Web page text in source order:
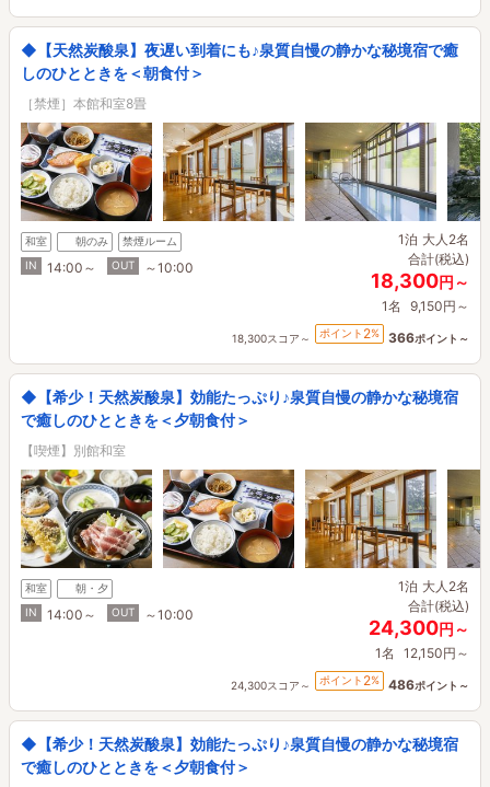
◆【天然炭酸泉】夜遅い到着にも♪泉質自慢の静かな秘境宿で癒
しのひとときを＜朝食付＞
［禁煙］本館和室8畳
和室 朝のみ
禁煙ルーム
IN
14:00～ OUT ～10:00
1泊 大人2名
合計(税込)
18,300円～
1名 9,150円～
18,300スコア～ ポイント 2% 366ポイント～
◆【希少！天然炭酸泉】効能たっぷり♪泉質自慢の静かな秘境宿
で癒しのひとときを＜夕朝食付＞
【喫煙】別館和室
和室
朝・夕
IN
14:00～ OUT ～10:00
1泊 大人2名
合計(税込)
24,300円～
1名 12,150円～
24,300スコア～ ポイント 2% 486ポイント～
◆【希少！天然炭酸泉】効能たっぷり♪泉質自慢の静かな秘境宿
で癒しのひとときを＜夕朝食付＞